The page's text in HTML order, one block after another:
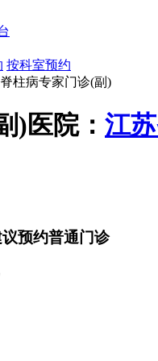
按科室预约
脊柱病专家门诊(副)
)医院： 江
预约普通门诊